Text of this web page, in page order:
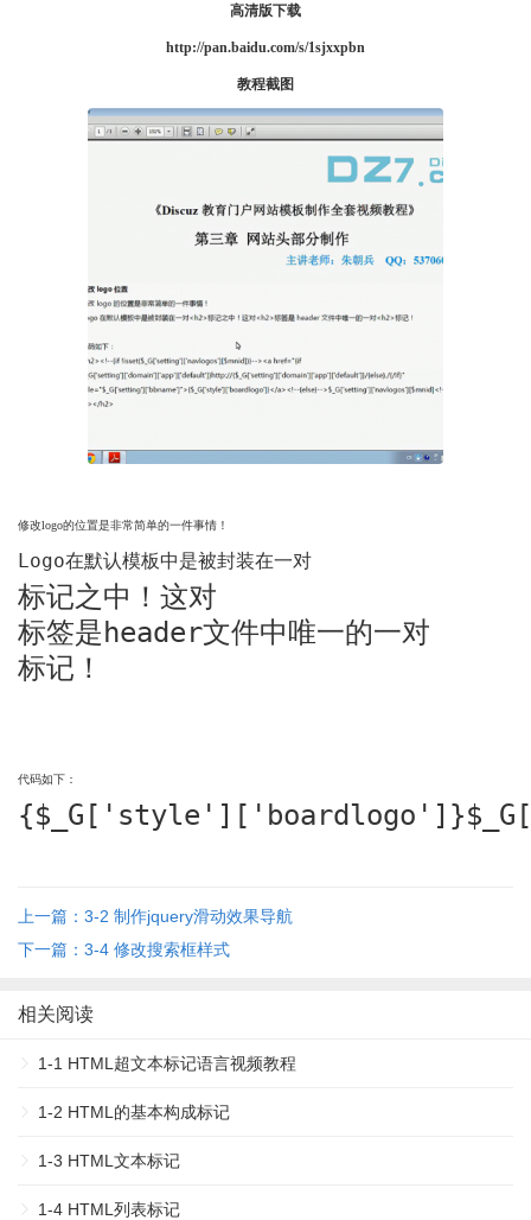
高清版下载
http://pan.baidu.com/s/1sjxxpbn
教程截图
修改logo的位置是非常简单的一件事情！
Logo在默认模板中是被封装在一对
标记之中！这对
标签是header文件中唯一的一对
标记！
代码如下：
{$_G['style']['boardlogo']}
上一篇：3-2 制作jquery滑动效果导航
下一篇：3-4 修改搜索框样式
相关阅读
1-1 HTML超文本标记语言视频教程
1-2 HTML的基本构成标记
1-3 HTML文本标记
1-4 HTML列表标记